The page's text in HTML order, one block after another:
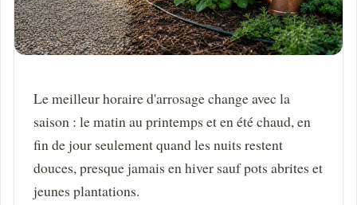
Le meilleur horaire d'arrosage change avec la
saison : le matin au printemps et en été chaud, en
fin de jour seulement quand les nuits restent
douces, presque jamais en hiver sauf pots abrites et
jeunes plantations.